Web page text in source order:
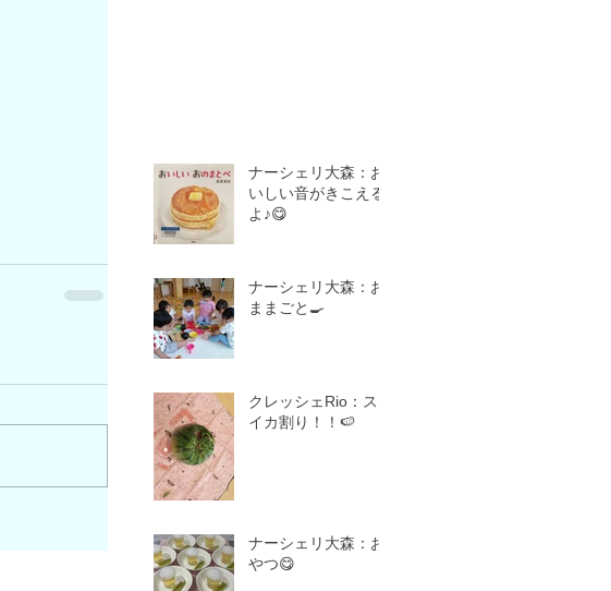
ナーシェリ大森：お
いしい音がきこえる
よ♪😋
ナーシェリ大森：お
ままごと🍳
クレッシェRio：ス
イカ割り！！🍉
ナーシェリ大森：お
やつ😋